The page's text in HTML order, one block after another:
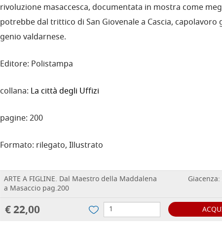
rivoluzione masaccesca, documentata in mostra come
potrebbe dal trittico di San Giovenale a Cascia, capolavoro
genio valdarnese.
Editore: Polistampa
collana: La città degli Uffizi
pagine: 200
Formato: rilegato, Illustrato
ARTE A FIGLINE. Dal Maestro della Maddalena
a Masaccio pag.200
€ 22,00